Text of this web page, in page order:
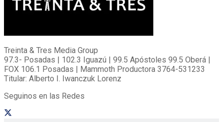
Treinta & Tres Media Group
97.3- Posadas | 102.3 Iguazú | 99.5 Apóstoles 99.5 Oberá |
FOX 106.1 Posadas | Mammoth Productora 3764-531233
Titular: Alberto I. Iwanczuk Lorenz
Seguinos en las Redes